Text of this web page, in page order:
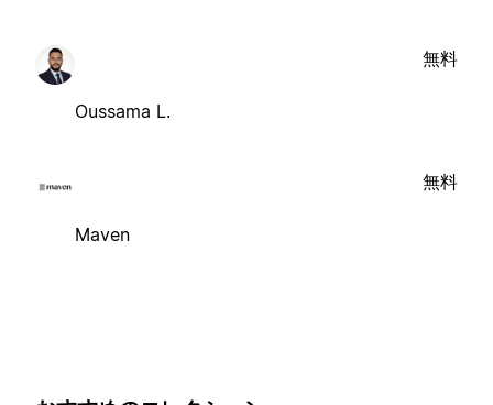
Oussama L.
無料
Maven
無料